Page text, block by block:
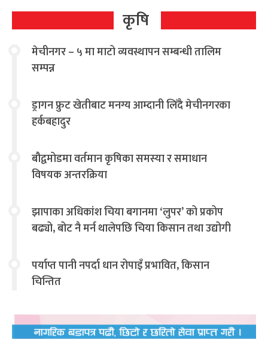
कृषि
मेचीनगर – ५ मा माटो व्यवस्थापन सम्बन्धी तालिम
सम्पन्न
ड्रागन फ्रुट खेतीबाट मनग्य आम्दानी लिँदै मेचीनगरका
हर्कबहादुर
बौद्वमोडमा वर्तमान कृषिका समस्या र समाधान
विषयक अन्तरक्रिया
झापाका अधिकांश चिया बगानमा ‘लुपर’ को प्रकोप
बढ्यो, बोट नै मर्न थालेपछि चिया किसान तथा उद्योगी
पर्याप्त पानी नपर्दा धान रोपाइँ प्रभावित, किसान
चिन्तित